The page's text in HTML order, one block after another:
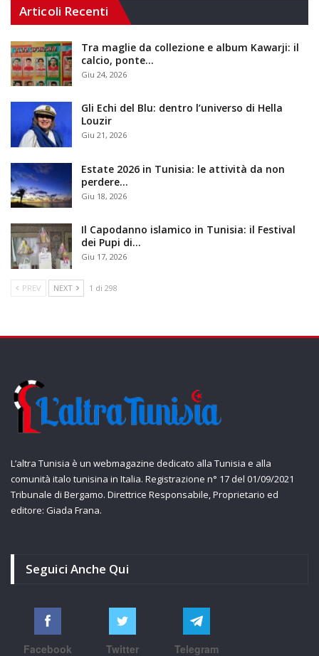
Articoli Recenti
Tra maglie da collezione e album Kawarji: il
calcio, ponte…
Giu 24, 2026
Gli Echi del Blu: dentro l’universo di Hella
Louzir
Giu 21, 2026
Estate 2026 in Tunisia: le attività da non
perdere…
Giu 18, 2026
Il Capodanno islamico in Tunisia: il Festival
dei Pupi di…
Giu 17, 2026
PREV NEXT 1 di 298
L’altra Tunisia è un webmagazine dedicato alla Tunisia e alla
comunità italo tunisina in Italia. Registrazione n° 17 del 01/09/2021
Tribunale di Bergamo. Direttrice Responsabile, Proprietario ed
editore: Giada Frana.
Seguici Anche Qui
Facebook Twitter Telegram